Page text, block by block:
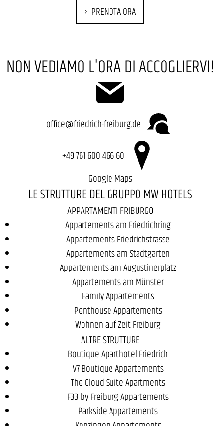
PRENOTA ORA
NON VEDIAMO L'ORA DI ACCOGLIERVI!
office@friedrich-freiburg.de
+49 761 600 466 60
Google Maps
LE STRUTTURE DEL GRUPPO MW HOTELS
APPARTAMENTI FRIBURGO
Appartements am Friedrichring
Appartements Friedrichstrasse
Appartements am Stadtgarten
Appartements am Augustinerplatz
Appartements am Münster
Family Appartements
Penthouse Appartements
Wohnen auf Zeit Freiburg
ALTRE STRUTTURE
Boutique Aparthotel Friedrich
V7 Boutique Appartements
The Cloud Suite Apartments
F33 by Freiburg Appartements
Parkside Appartements